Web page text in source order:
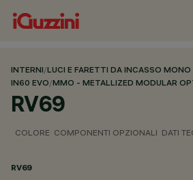
INTERNI/LUCI E FARETTI DA INCASSO
IN60 EVO/MMO - METALLIZED MODULAR
RV69
COLORE COMPONENTI OPZIONALI DATI
RV69